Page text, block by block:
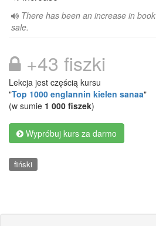
There has been an increase in book
sale.
+43 fiszki
Lekcja jest częścią kursu
"Top 1000 englannin kielen sanaa"
(w sumie 1 000 fiszek)
Wypróbuj kurs za darmo
fiński